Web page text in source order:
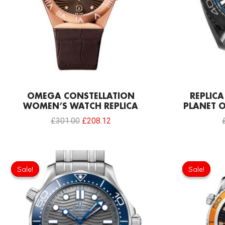
OMEGA CONSTELLATION
WOMEN’S WATCH REPLICA
£301.00 £208.12
PLANET
Sale!
Sale!
Original
price
was:
£301.00.
price
is:
£208.12.
Sale!
Sale!